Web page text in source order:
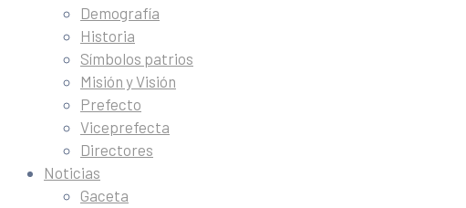
Demografía
Historia
Símbolos patrios
Misión y Visión
Prefecto
Viceprefecta
Directores
Noticias
Gaceta